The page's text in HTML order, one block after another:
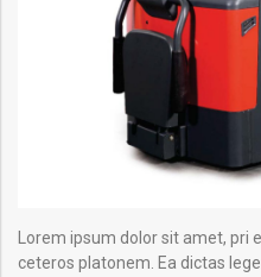
Lorem ipsum dolor sit amet, pri
ceteros platonem. Ea dictas